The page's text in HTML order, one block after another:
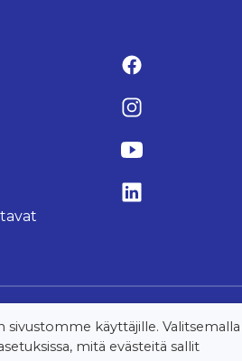
käyttäjille. Valitsemalla
mitä evästeitä sallit